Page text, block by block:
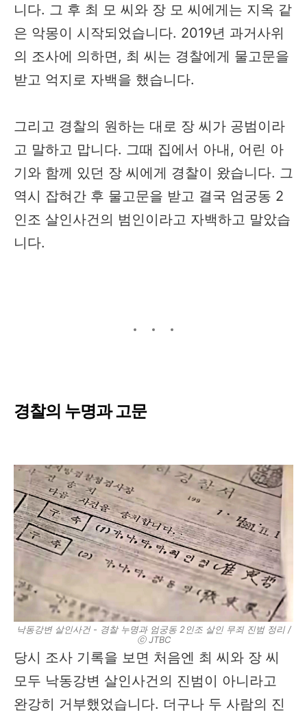
니다. 그 후 최 모 씨와 장 모 씨에게는 지옥 같
은 악몽이 시작되었습니다. 2019년 과거사위
의 조사에 의하면, 최 씨는 경찰에게 물고문을
받고 억지로 자백을 했습니다.
그리고 경찰의 원하는 대로 장 씨가 공범이라
고 말하고 맙니다. 그때 집에서 아내, 어린 아
기와 함께 있던 장 씨에게 경찰이 왔습니다. 그
역시 잡혀간 후 물고문을 받고 결국 엄궁동 2
인조 살인사건의 범인이라고 자백하고 말았습
니다.
경찰의 누명과 고문
낙동강변 살인사건 - 경찰 누명과 엄궁동 2인조 살인 무죄 진범 정리 /
ⓒ JTBC
당시 조사 기록을 보면 처음엔 최 씨와 장 씨
모두 낙동강변 살인사건의 진범이 아니라고
완강히 거부했었습니다. 더구나 두 사람의 진